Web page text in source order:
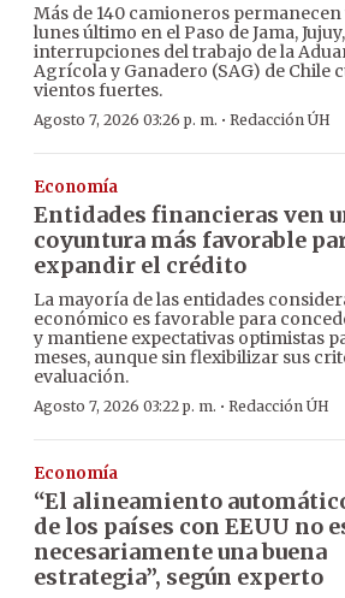
Más de 140 camioneros permanecen
lunes último en el Paso de Jama,
interrupciones del trabajo de la
Agrícola y Ganadero (SAG) de Chile
vientos fuertes.
Agosto 7, 2026 03:26 p. m. · Redacción ÚH
Economía
Entidades financieras ven
coyuntura más favorable
expandir el crédito
La mayoría de las entidades
económico es favorable para
y mantiene expectativas optimistas
meses, aunque sin flexibilizar sus
evaluación.
Agosto 7, 2026 03:22 p. m. · Redacción ÚH
Economía
“El alineamiento
de los países con EEUU no
necesariamente una buena
estrategia”, según experto